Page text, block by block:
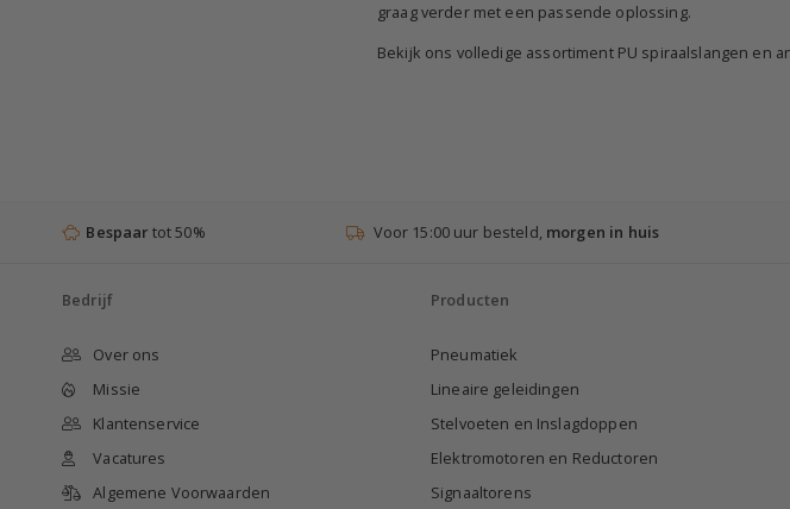
graag verder met een passende oplossing.
Bekijk ons volledige assortiment PU spiraalslangen en
Bespaar tot 50% Voor 15:00 uur besteld, morgen in huis
Bedrijf
Over ons
Missie
Klantenservice
Vacatures
Algemene Voorwaarden
Producten
Pneumatiek
Lineaire geleidingen
Stelvoeten en Inslagdoppen
Elektromotoren en Reductoren
Signaaltorens